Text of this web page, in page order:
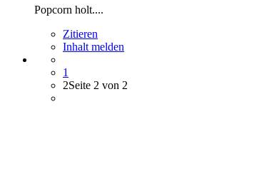
Popcorn holt....
Zitieren
Inhalt melden
1
2Seite 2 von 2